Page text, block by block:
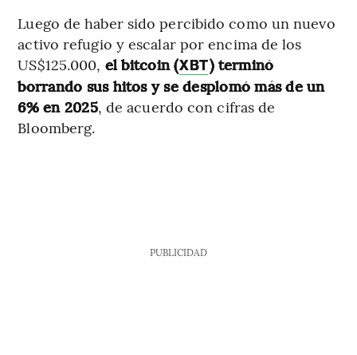
Luego de haber sido percibido como un nuevo
activo refugio y escalar por encima de los
US$125.000, el bitcoin (XBT) terminó
borrando sus hitos y se desplomó más de un
6% en 2025, de acuerdo con cifras de
Bloomberg.
PUBLICIDAD